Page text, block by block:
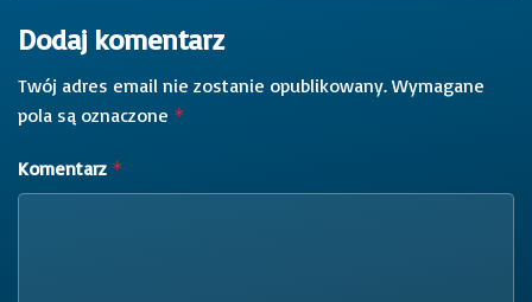
Dodaj komentarz
Twój adres email nie zostanie opublikowany. Wymagane
pola są oznaczone *
Komentarz *